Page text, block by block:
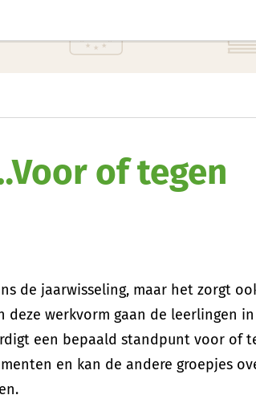
of tegen
de jaarwisseling, maar het zorgt
deze werkvorm gaan de leerlingen
een bepaald standpunt voor of
en kan de andere groepjes